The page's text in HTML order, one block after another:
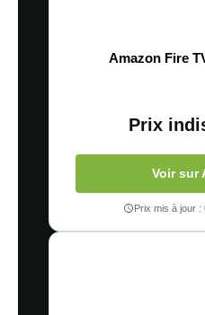
Amazon Fire
Prix
Voir sur
Prix mis à jour :